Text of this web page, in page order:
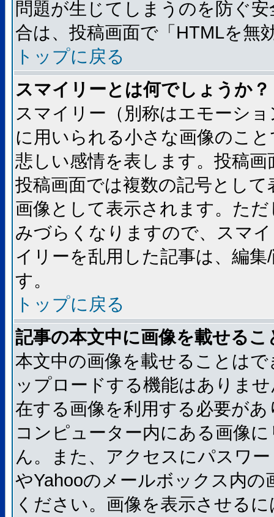
問題が生じてしまうのを防ぐ
合は、投稿画面で「HTMLを無
トップに戻る
スマイリーとは何でしょうか？
スマイリー（別称はエモーシ
に用いられる小さな画像のこ
悲しい感情を表します。投稿
投稿画面では複数の記号とし
画像として表示されます。た
みづらくなりますので、スマ
イリーを乱用した記事は、編
す。
トップに戻る
記事の本文中に画像を載せる
本文中の画像を載せることは
ップロードする機能はありま
在する画像を利用する必要が
コンピューター内にある画像
ん。また、アクセスにパスワ
やYahooのメールボックス内
ください。画像を表示させる